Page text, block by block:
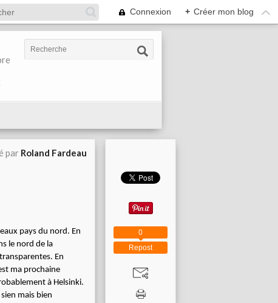
Connexion + Créer mon blog
par Roland Fardeau
pays du nord. En
le nord de la
En
ma prochaine
à Helsinki.
mais bien
Repost
0